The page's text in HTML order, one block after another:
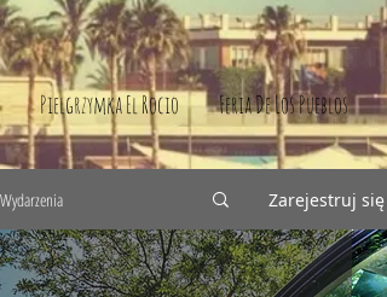
Pielgrzymka El Rocio Feria De Los Pueblos
Wydarzenia Zarejestruj się